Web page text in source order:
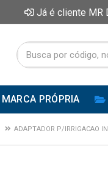
Já é cliente MR
MARCA PRÓPRIA
ADAPTADOR P/IRRIGACAO